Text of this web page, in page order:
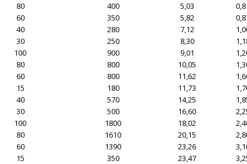
80 400 5,03
60 350 5,82
40 280 7,12
30 250 8,30
100 900 9,01
80 800 10,05
60 800 11,62
15 180 11,73
40 570 14,25
30 500 16,60
100 1800 18,02
80 1610 20,15
60 1390 23,26
15 350 23,47